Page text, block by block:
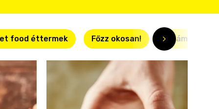
food éttermek Főzz okosan! Villámgyors